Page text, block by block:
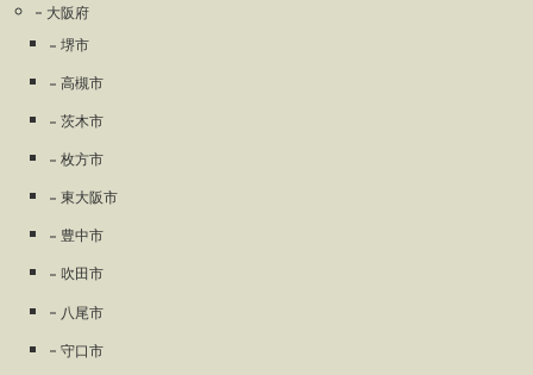
大阪府
堺市
高槻市
茨木市
枚方市
東大阪市
豊中市
吹田市
八尾市
守口市